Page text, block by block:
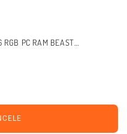
PC RAM BEAST